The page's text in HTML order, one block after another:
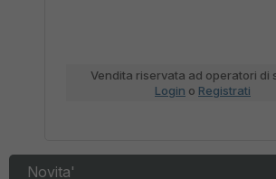
Vendita riservata ad operatori di settore.
Registrati
Novita'